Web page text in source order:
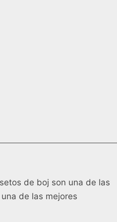
de boj son una de las
de las mejores